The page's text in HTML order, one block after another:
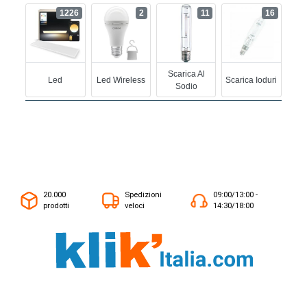
Led
1226
Led Wireless
2
Scarica Al
Sodio
11
Scarica Ioduri
16
20.000
prodotti
Spedizioni
veloci
09:00/13:00 -
14:30/18:00